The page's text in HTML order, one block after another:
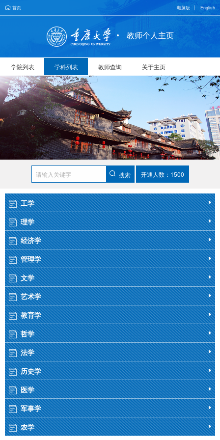
首页 电脑版 English
教师个人主页
学院列表 学科列表 教师查询 关于主页
搜索 开通人数：1500
工学
理学
经济学
管理学
文学
艺术学
教育学
哲学
法学
历史学
医学
军事学
农学